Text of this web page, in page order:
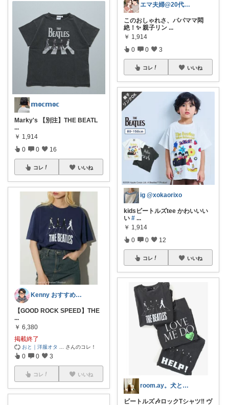
𝕞𝕠𝕔𝕞𝕠𝕔
Marky's 【別注】THE BEATL
...
￥ 1,914
0 0 16
コレ いいね
Kenny おすすめ紹介、日用品、趣味
【GOOD ROCK SPEED】THE
...
￥ 6,380
掲載終了
おと｜洋服オタ さんのコレ！
0 0 3
コレ いいね
エマ夫婦@20代共働き
このおしゃれさ、パパママ悶
絶！✨ 親子リン ...
￥ 1,914
0 0 3
コレ いいね
ig @xokaorixo
kidsビートルズtee かわいいい
い # ...
￥ 1,914
0 0 12
コレ いいね
room.ay。犬と共に生きる幸せ♡
ビートルズ🎶ロックTシャツ‼️ ヴ